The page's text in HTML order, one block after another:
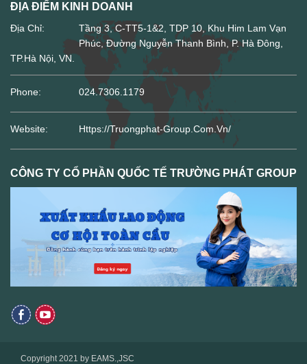
ĐỊA ĐIỂM KINH DOANH
Địa Chỉ:
Tầng 3, C-TT5-1&2, TDP 10, Khu Him Lam Vạn
Phúc, Đường Nguyễn Thanh Bình, P. Hà Đông,
TP.Hà Nội, VN.
Phone: 024.7306.1179
Website: Https://truongphat-Group.com.vn/
CÔNG TY CỔ PHẦN QUỐC TẾ TRƯỜNG PHÁT GROUP
Copyright 2021 by EAMS.,JSC